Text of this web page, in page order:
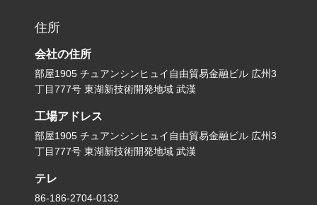
住所
会社の住所
部屋1905 チュアンシンヒュイ自由貿易金融ビル 広州3
丁目777号 東湖新技術開発地域 武漢
工場アドレス
部屋1905 チュアンシンヒュイ自由貿易金融ビル 広州3
丁目777号 東湖新技術開発地域 武漢
テレ
86-186-2704-0132